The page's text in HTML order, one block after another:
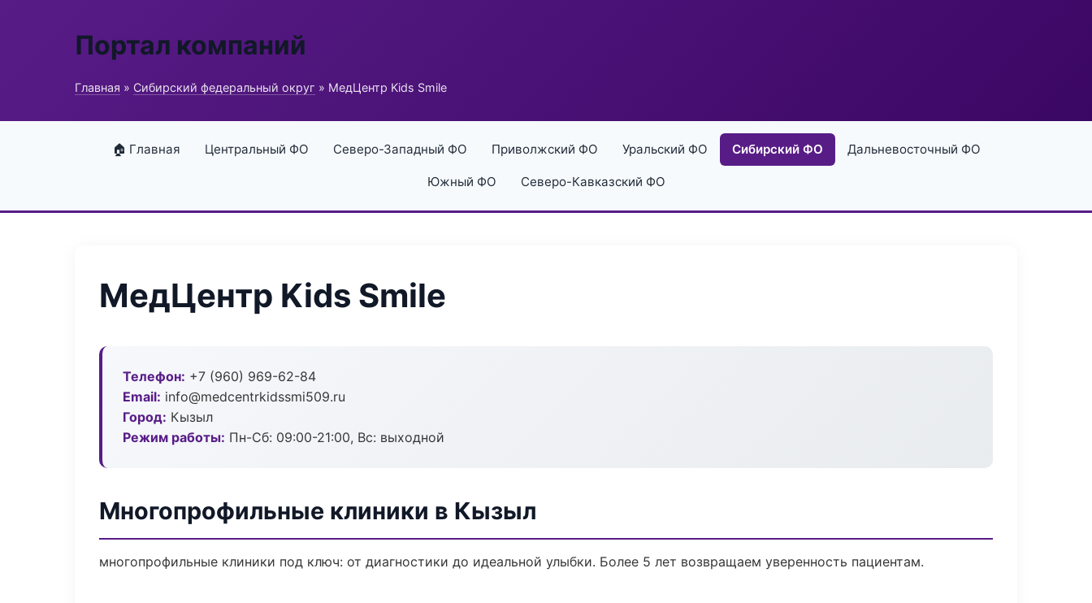
Портал компаний
Главная » Сибирский федеральный округ » МедЦентр Kids Smile
🏠 Главная Центральный ФО Северо-Западный ФО Приволжский ФО Уральский ФО Сибирский ФО Дальневосточный ФО
Южный ФО Северо-Кавказский ФО
МедЦентр Kids Smile
Телефон: +7 (960) 969-62-84
Email: info@medcentrkidssmi509.ru
Город: Кызыл
Режим работы: Пн-Сб: 09:00-21:00, Вс: выходной
Многопрофильные клиники в Кызыл
многопрофильные клиники под ключ: от диагностики до идеальной улыбки. Более 5 лет возвращаем уверенность пациентам.